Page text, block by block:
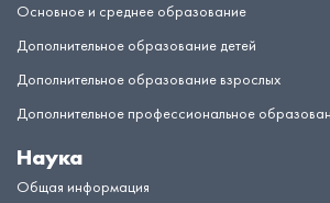
Основное и среднее образование
Дополнительное образование детей
Дополнительное образование взрослых
Дополнительное профессиональное
Наука
Общая информация